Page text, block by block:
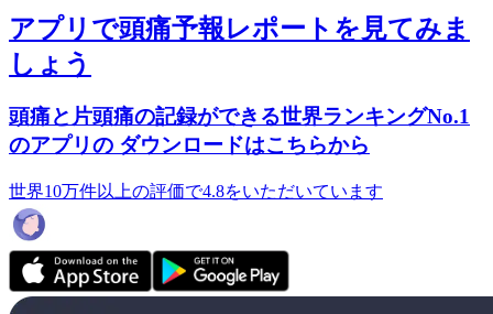
アプリで頭痛予報レポートを見てみま
しょう
頭痛と片頭痛の記録ができる世界ランキングNo.1
のアプリの ダウンロードはこちらから
世界10万件以上の評価で4.8をいただいています